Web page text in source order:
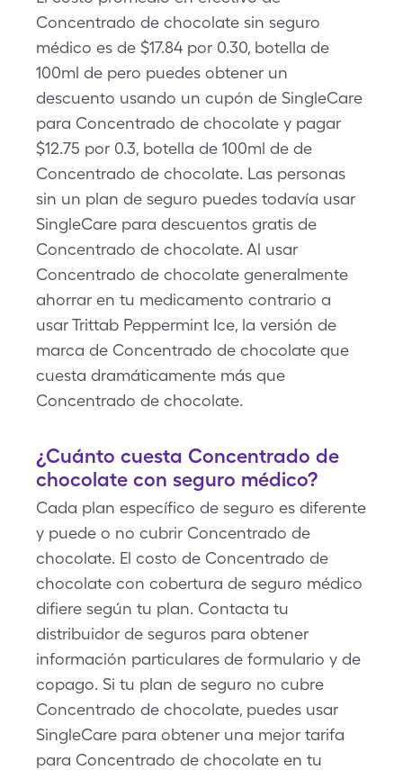
Concentrado de chocolate sin seguro
médico es de $17.84 por 0.30, botella de
100ml de pero puedes obtener un
descuento usando un cupón de SingleCare
para Concentrado de chocolate y pagar
$12.75 por 0.3, botella de 100ml de de
Concentrado de chocolate. Las personas
sin un plan de seguro puedes todavía usar
SingleCare para descuentos gratis de
Concentrado de chocolate. Al usar
Concentrado de chocolate generalmente
ahorrar en tu medicamento contrario a
usar Trittab Peppermint Ice, la versión de
marca de Concentrado de chocolate que
cuesta dramáticamente más que
Concentrado de chocolate.
¿Cuánto cuesta Concentrado de
chocolate con seguro médico?
Cada plan específico de seguro es diferente
y puede o no cubrir Concentrado de
chocolate. El costo de Concentrado de
chocolate con cobertura de seguro médico
difiere según tu plan. Contacta tu
distribuidor de seguros para obtener
información particulares de formulario y de
copago. Si tu plan de seguro no cubre
Concentrado de chocolate, puedes usar
SingleCare para obtener una mejor tarifa
para Concentrado de chocolate en tu